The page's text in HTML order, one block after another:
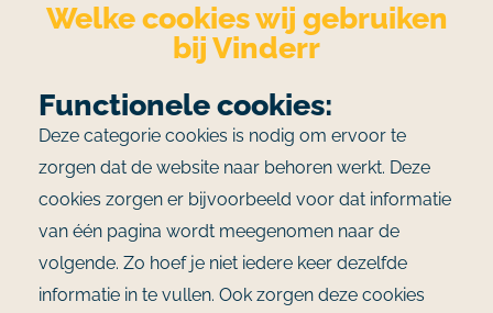
Welke cookies wij gebruiken
bij Vinderr
Functionele cookies:
Deze categorie cookies is nodig om ervoor te
zorgen dat de website naar behoren werkt. Deze
cookies zorgen er bijvoorbeeld voor dat informatie
van één pagina wordt meegenomen naar de
volgende. Zo hoef je niet iedere keer dezelfde
informatie in te vullen. Ook zorgen deze cookies